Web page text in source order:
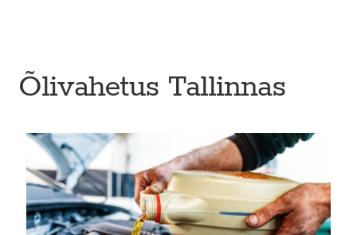
Õlivahetus Tallinnas